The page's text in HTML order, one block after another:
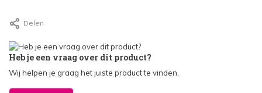
Delen
Heb je een vraag over dit product?
Wij helpen je graag het juiste product te vinden.